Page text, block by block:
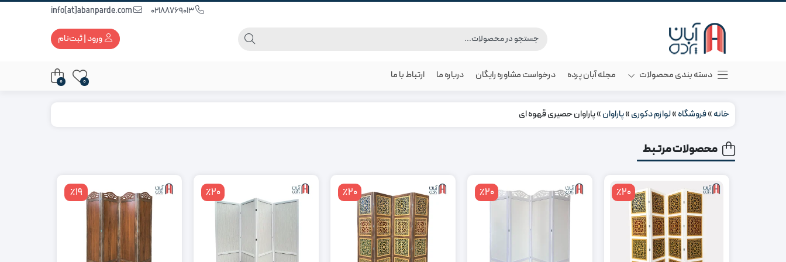
ورود | ثبت‌نام
دسته بندی محصولات مجله آبان پرده درخواست مشاوره رایگان درباره ما ارتباط با ما 0
0
خانه»فروشگاه»لوازم دکوری»پاراوان»پاراوان حصیری قهوه ای
محصولات مرتبط
٪20 ٪20 ٪20 ٪20 ٪19